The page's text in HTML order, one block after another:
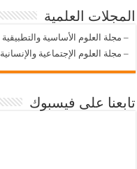
المجلات العلمية
– مجلة العلوم الأساسية والتطبيقية
– مجلة العلوم الإجتماعية والإنسانية
تابعنا على فيسبوك